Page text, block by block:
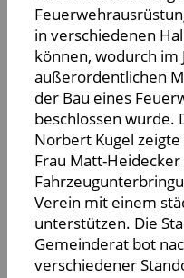
in verschiedenen
können, wodurch im
außerordentlichen
der Bau eines
beschlossen wurde.
Norbert Kugel
Frau Matt-
Verein mit einem
unterstützen. Die
Gemeinderat bot
verschiedener